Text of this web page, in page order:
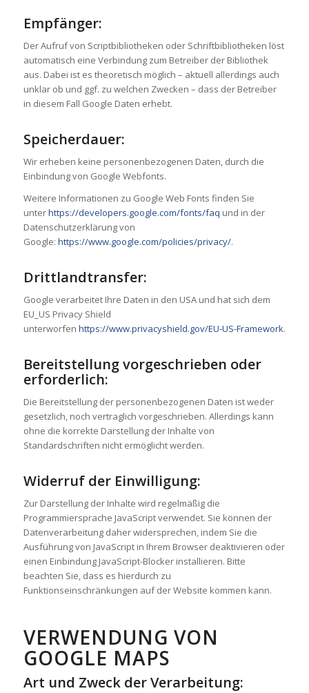
Empfänger:
Der Aufruf von Scriptbibliotheken oder Schriftbibliotheken löst
automatisch eine Verbindung zum Betreiber der Bibliothek
aus. Dabei ist es theoretisch möglich – aktuell allerdings auch
unklar ob und ggf. zu welchen Zwecken – dass der Betreiber
in diesem Fall Google Daten erhebt.
Speicherdauer:
Wir erheben keine personenbezogenen Daten, durch die
Einbindung von Google Webfonts.
Weitere Informationen zu Google Web Fonts finden Sie
unterhttps://developers.google.com/fonts/faq und in der
Datenschutzerklärung von
Google: https://www.google.com/policies/privacy/.
Drittlandtransfer:
Google verarbeitet Ihre Daten in den USA und hat sich dem
EU_US Privacy Shield
unterworfen https://www.privacyshield.gov/EU-US-Framework.
Bereitstellung vorgeschrieben oder
erforderlich:
Die Bereitstellung der personenbezogenen Daten ist weder
gesetzlich, noch vertraglich vorgeschrieben. Allerdings kann
ohne die korrekte Darstellung der Inhalte von
Standardschriften nicht ermöglicht werden.
Widerruf der Einwilligung:
Zur Darstellung der Inhalte wird regelmäßig die
Programmiersprache JavaScript verwendet. Sie können der
Datenverarbeitung daher widersprechen, indem Sie die
Ausführung von JavaScript in Ihrem Browser deaktivieren oder
einen Einbindung JavaScript-Blocker installieren. Bitte
beachten Sie, dass es hierdurch zu
Funktionseinschränkungen auf der Website kommen kann.
VERWENDUNG VON
GOOGLE MAPS
Art und Zweck der Verarbeitung: